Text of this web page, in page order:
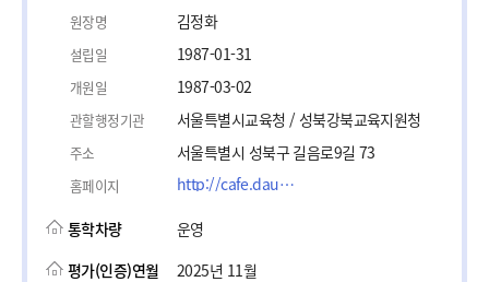
원장명 김정화
설립일 1987-01-31
개원일 1987-03-02
관할행정기관 서울특별시교육청 / 성북강북교육지원청
주소 서울특별시 성북구 길음로9길 73
홈페이지 http://cafe.daum.net/seonhan1987
통학차량
운영
평가(인증)연월
2025년 11월